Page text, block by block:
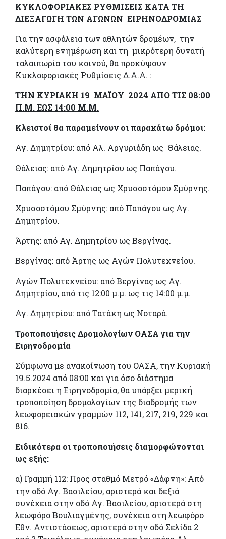
ΚΥΚΛΟΦΟΡΙΑΚΕΣ ΡΥΘΜΙΣΕΙΣ ΚΑΤΑ ΤΗ
ΔΙΕΞΑΓΩΓΗ ΤΩΝ ΑΓΩΝΩΝ ΕΙΡΗΝΟΔΡΟΜΙΑΣ
Για την ασφάλεια των αθλητών δρομέων, την
καλύτερη ενημέρωση και τη μικρότερη δυνατή
ταλαιπωρία του κοινού, θα προκύψουν
Κυκλοφοριακές Ρυθμίσεις Δ.Α.Α. :
ΤΗΝ ΚΥΡΙΑΚΗ 19 ΜΑΪΟΥ 2024 ΑΠΟ ΤΙΣ 08:00
Π.Μ. ΕΩΣ 14:00 Μ.Μ.
Κλειστοί θα παραμείνουν οι παρακάτω δρόμοι:
Αγ. Δημητρίου: από Αλ. Αργυριάδη ως Θάλειας.
Θάλειας: από Αγ. Δημητρίου ως Παπάγου.
Παπάγου: από Θάλειας ως Χρυσοστόμου Σμύρνης.
Χρυσοστόμου Σμύρνης: από Παπάγου ως Αγ.
Δημητρίου.
Άρτης: από Αγ. Δημητρίου ως Βεργίνας.
Βεργίνας: από Άρτης ως Αγών Πολυτεχνείου.
Αγών Πολυτεχνείου: από Βεργίνας ως Αγ.
Δημητρίου, από τις 12:00 μ.μ. ως τις 14:00 μ.μ.
Αγ. Δημητρίου: από Τατάκη ως Νοταρά.
Τροποποιήσεις Δρομολογίων ΟΑΣΑ για την
Ειρηνοδρομία
Σύμφωνα με ανακοίνωση του ΟΑΣΑ, την Κυριακή
19.5.2024 από 08:00 και για όσο διάστημα
διαρκέσει η Ειρηνοδρομία, θα υπάρξει μερική
τροποποίηση δρομολογίων της διαδρομής των
λεωφορειακών γραμμών 112, 141, 217, 219, 229 και
816.
Ειδικότερα οι τροποποιήσεις διαμορφώνονται
ως εξής:
α) Γραμμή 112: Προς σταθμό Μετρό «Δάφνη»: Από
την οδό Αγ. Βασιλείου, αριστερά και δεξιά
συνέχεια στην οδό Αγ. Βασιλείου, αριστερά στη
λεωφόρο Βουλιαγμένης, συνέχεια στη λεωφόρο
Εθν. Αντιστάσεως, αριστερά στην οδό Σελίδα 2